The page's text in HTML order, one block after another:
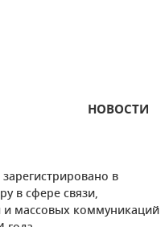
НОВОСТИ
в
в сфере связи,
массовых коммуникаций